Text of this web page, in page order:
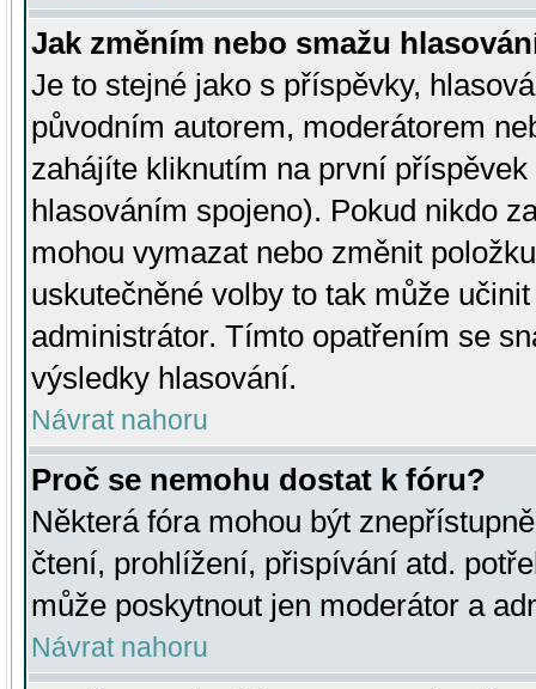
Jak změním nebo smažu
Je to stejné jako s příspěvky,
původním autorem, moderátorem
zahájíte kliknutím na první
hlasováním spojeno). Pokud nikdo
mohou vymazat nebo změnit
uskutečněné volby to tak může
administrátor. Tímto opatřením se
výsledky hlasování.
Návrat nahoru
Proč se nemohu dostat k fóru?
Některá fóra mohou být
čtení, prohlížení, přispívání atd.
může poskytnout jen moderátor a
Návrat nahoru